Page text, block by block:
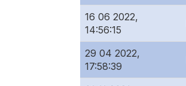
16 06 2022,
14:56:15
29 04 2022,
17:58:39